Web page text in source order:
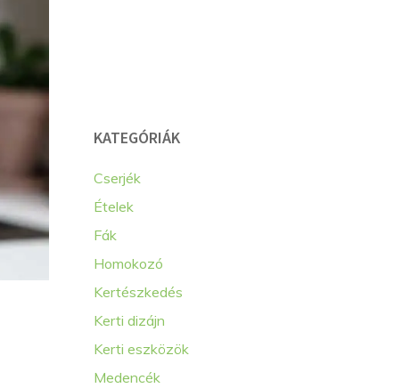
KATEGÓRIÁK
Cserjék
Ételek
Fák
Homokozó
Kertészkedés
Kerti dizájn
Kerti eszközök
Medencék